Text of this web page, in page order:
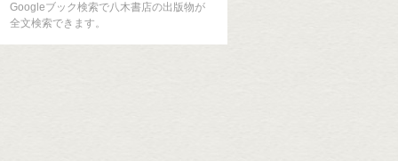
Googleブック検索で八木書店の出版物が
全文検索できます。